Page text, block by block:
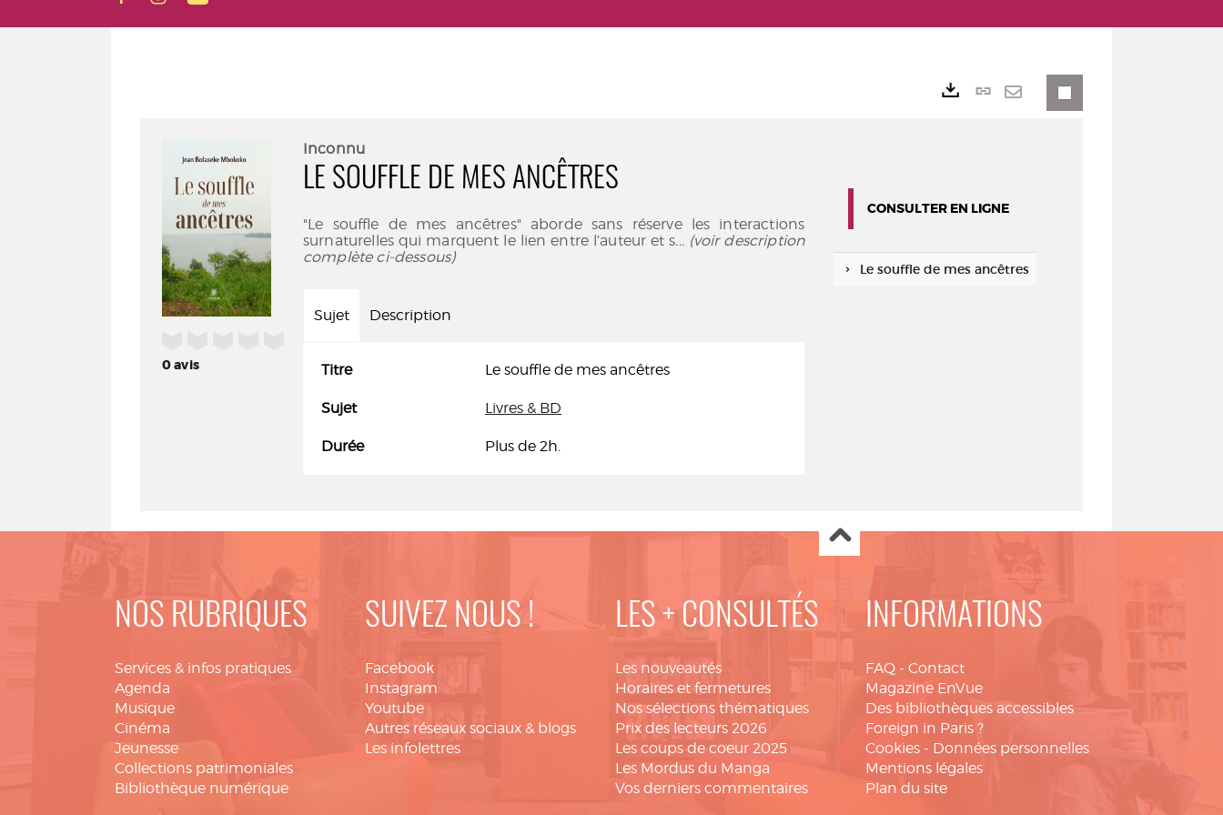
0avis
Inconnu
LE SOUFFLE DE MES ANCÊTRES
"Le souffle de mes ancêtres" aborde sans réserve les interactions
surnaturelles qui marquent le lien entre l’auteur et s... (voir description
complète ci-dessous)
Sujet Description
Titre Le souffle de mes ancêtres
Sujet Livres & BD
Durée Plus de 2h.
Lien
CONSULTER EN LIGNE
Le souffle de mes ancêtres
NOS RUBRIQUES
Services & infos pratiques
Agenda
Musique
Cinéma
Jeunesse
Collections patrimoniales
Bibliothèque numérique
SUIVEZ NOUS !
Facebook
Instagram
Youtube
Autres réseaux sociaux & blogs
Les infolettres
LES + CONSULTÉS
Les nouveautés
Horaires et fermetures
Nos sélections thématiques
Prix des lecteurs 2026
Les coups de coeur 2025
Les Mordus du Manga
Vos derniers commentaires
INFORMATIONS
FAQ - Contact
Magazine EnVue
Des bibliothèques accessibles
Foreign in Paris ?
Cookies - Données personnelles
Mentions légales
Plan du site